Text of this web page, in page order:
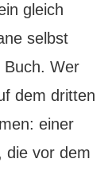
gleich
selbst
Buch. Wer
dem dritten
einer
die vor dem